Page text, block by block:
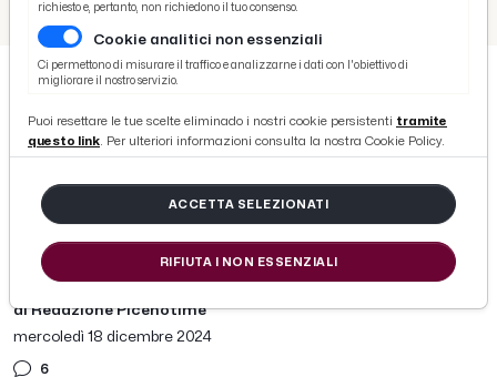
Ascoli Calcio, 'Christmas Evening' al ristorante “Mister Ok” con dirigenza e squadra per scambio di auguri
Ascoli Calcio, 'Christmas Evening'
al ristorante “Mister Ok” con
dirigenza e squadra per scambio di
auguri
di Redazione Picenotime
mercoledì 18 dicembre 2024
6
richiesto e, pertanto, non richiedono il tuo consenso.
Cookie analitici non essenziali
Ci permettono di misurare il traffico e analizzarne i dati con l'obiettivo di
migliorare il nostro servizio.
Puoi resettare le tue scelte eliminado i nostri cookie persistenti tramite
questo link. Per ulteriori informazioni consulta la nostra Cookie Policy.
ACCETTA SELEZIONATI
RIFIUTA I NON ESSENZIALI
Ciclismo